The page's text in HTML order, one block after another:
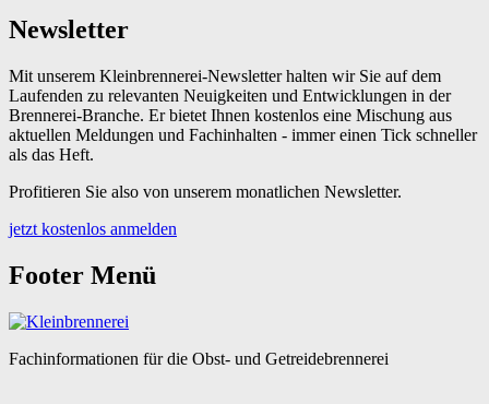
Newsletter
Mit unserem Kleinbrennerei-Newsletter halten wir Sie auf dem
Laufenden zu relevanten Neuigkeiten und Entwicklungen in der
Brennerei-Branche. Er bietet Ihnen kostenlos eine Mischung aus
aktuellen Meldungen und Fachinhalten - immer einen Tick schneller
als das Heft.
Profitieren Sie also von unserem monatlichen Newsletter.
jetzt kostenlos anmelden
Footer Menü
Fachinformationen für die Obst- und Getreidebrennerei